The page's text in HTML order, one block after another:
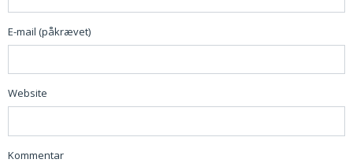
E-mail (påkrævet)
Website
Kommentar